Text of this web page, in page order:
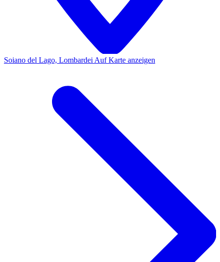
Soiano del Lago, Lombardei Auf Karte anzeigen